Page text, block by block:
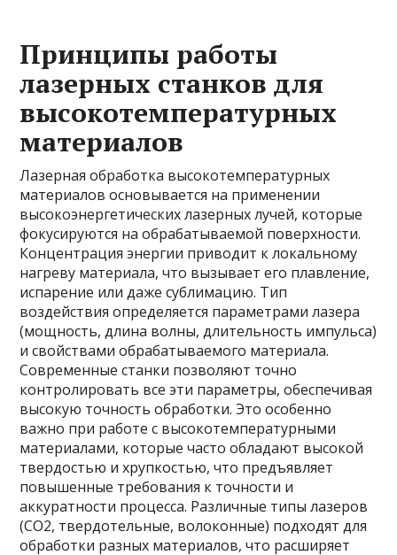
Принципы работы
лазерных станков для
высокотемпературных
материалов
Лазерная обработка высокотемпературных
материалов основывается на применении
высокоэнергетических лазерных лучей, которые
фокусируются на обрабатываемой поверхности.
Концентрация энергии приводит к локальному
нагреву материала, что вызывает его плавление,
испарение или даже сублимацию. Тип
воздействия определяется параметрами лазера
(мощность, длина волны, длительность импульса)
и свойствами обрабатываемого материала.
Современные станки позволяют точно
контролировать все эти параметры, обеспечивая
высокую точность обработки. Это особенно
важно при работе с высокотемпературными
материалами, которые часто обладают высокой
твердостью и хрупкостью, что предъявляет
повышенные требования к точности и
аккуратности процесса. Различные типы лазеров
(CO2, твердотельные, волоконные) подходят для
обработки разных материалов, что расширяет